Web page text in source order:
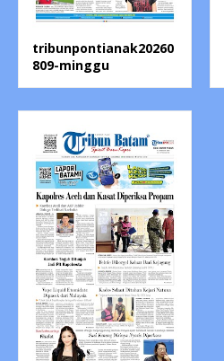
tribunpontianak20260
809-minggu